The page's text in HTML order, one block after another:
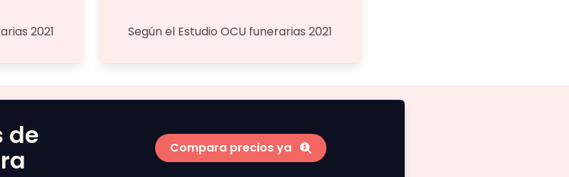
2021 Según el Estudio OCU funerarias 2021
de
Compara precios ya